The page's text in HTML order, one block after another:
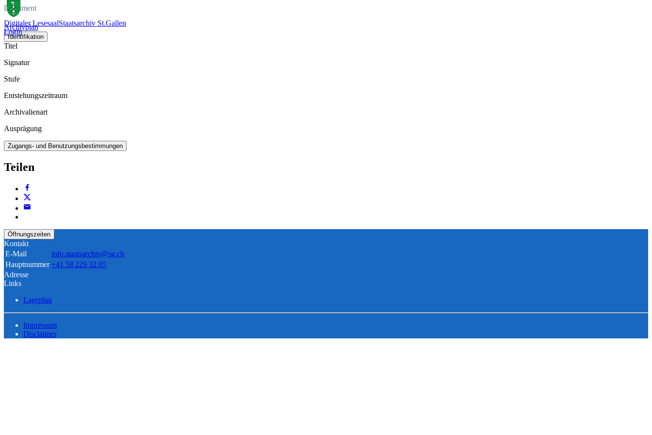
Digitaler LesesaalStaatsarchiv St.Gallen
Login
Dokument
Archivplan
Identifikation
Titel
Signatur
Stufe
Entstehungszeitraum
Archivalienart
Ausprägung
Zugangs- und Benutzungsbestimmungen
Teilen
Öffnungszeiten
Kontakt
E-Mail
info.staatsarchiv@sg.ch
Hauptnummer +41 58 229 32 05
Adresse
Links
Lageplan
Impressum
Disclaimer